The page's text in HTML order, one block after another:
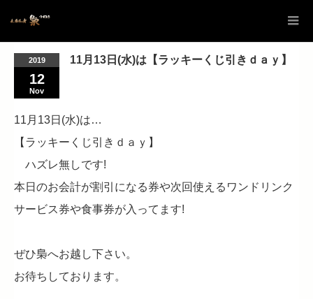
2019
12
Nov
11月13日(水)は【ラッキーくじ引きｄａｙ】
11月13日(水)は…
【ラッキーくじ引きｄａｙ】
ハズレ無しです!
本日のお会計が割引になる券や次回使えるワンドリンク
サービス券や食事券が入ってます!
ぜひ梟へお越し下さい。
お待ちしております。